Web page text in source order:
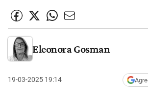
Eleonora Gosman
19-03-2025 19:14